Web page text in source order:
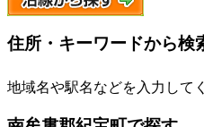
住所・キーワードから検
地域名や駅名などを入力して